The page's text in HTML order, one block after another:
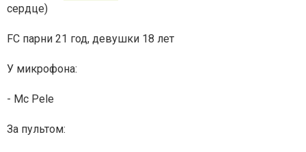
сердце)
FC парни 21 год, девушки 18 лет
У микрофона:
- Mc Pele
За пультом: